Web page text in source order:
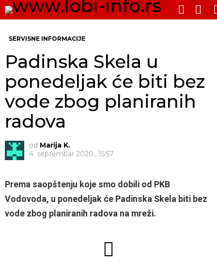
SWITCH
SKIN
SERVISNE INFORMACIJE
Padinska Skela u
ponedeljak će biti bez
vode zbog planiranih
radova
od Marija K.
4. septembar 2020., 15:57
Prema saopštenju koje smo dobili od PKB
Vodovoda, u ponedeljak će Padinska Skela biti bez
vode zbog planiranih radova na mreži.